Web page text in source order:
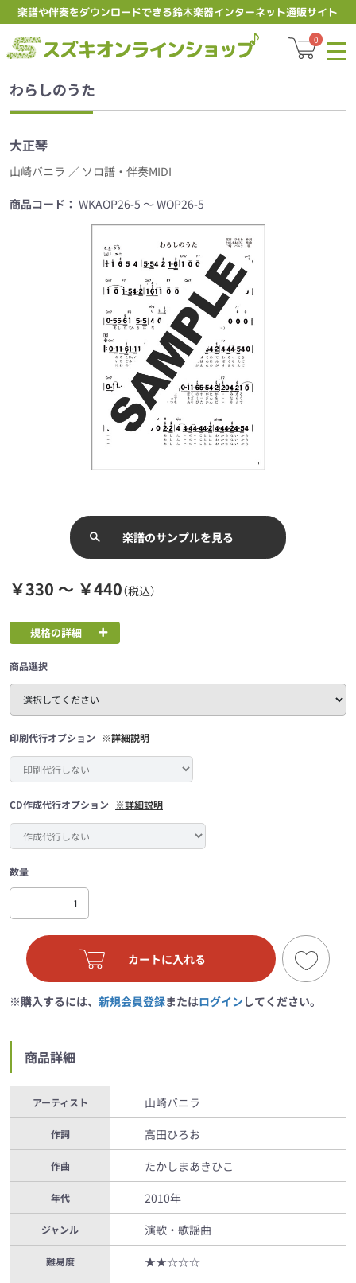
楽譜や伴奏をダウンロードできる鈴木楽器インターネット通販サイト
スズキ
0
わらしのうた
大正琴
山崎バニラ ／ ソロ譜・伴奏MIDI
商品コード： WKAOP26-5 ～ WOP26-5
楽譜のサンプルを見る
￥330 ～ ￥440（税込）
規格の詳細
商品選択
印刷代行オプション ※詳細説明
CD作成代行オプション ※詳細説明
数量
カートに入れる
※購入するには、 新規会員登録またはログイン してください。
商品詳細
アーティスト 山崎バニラ
作詞 高田ひろお
作曲 たかしまあきひこ
年代 2010年
ジャンル 演歌・歌謡曲
難易度 ★★☆☆☆